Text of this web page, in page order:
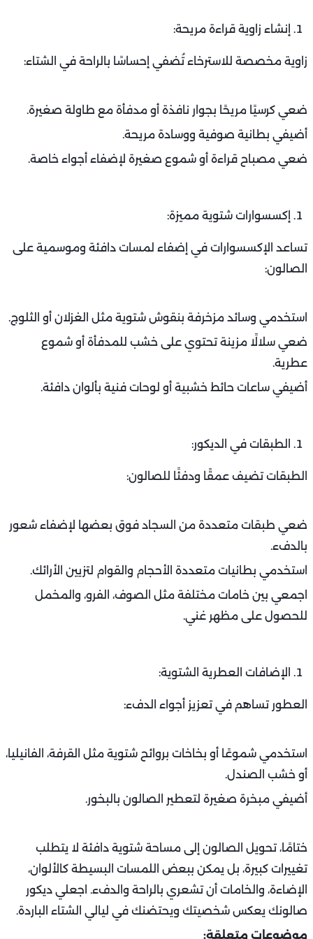
إنشاء زاوية قراءة مريحة:
زاوية مخصصة للاسترخاء تُضفي إحساسًا بالراحة في الشتاء:
ضعي كرسيًا مريحًا بجوار نافذة أو مدفأة مع طاولة صغيرة.
أضيفي بطانية صوفية ووسادة مريحة.
ضعي مصباح قراءة أو شموع صغيرة لإضفاء أجواء خاصة.
إكسسوارات شتوية مميزة:
تساعد الإكسسوارات في إضفاء لمسات دافئة وموسمية على
الصالون:
استخدمي وسائد مزخرفة بنقوش شتوية مثل الغزلان أو الثلوج.
ضعي سلالًا مزينة تحتوي على خشب للمدفأة أو شموع
عطرية.
أضيفي ساعات حائط خشبية أو لوحات فنية بألوان دافئة.
الطبقات في الديكور:
الطبقات تضيف عمقًا ودفئًا للصالون:
ضعي طبقات متعددة من السجاد فوق بعضها لإضفاء شعور
بالدفء.
استخدمي بطانيات متعددة الأحجام والقوام لتزيين الأرائك.
اجمعي بين خامات مختلفة مثل الصوف، الفرو، والمخمل
للحصول على مظهر غني.
الإضافات العطرية الشتوية:
العطور تساهم في تعزيز أجواء الدفء:
استخدمي شموعًا أو بخاخات بروائح شتوية مثل القرفة، الفانيليا،
أو خشب الصندل.
أضيفي مبخرة صغيرة لتعطير الصالون بالبخور.
ختامًا، تحويل الصالون إلى مساحة شتوية دافئة لا يتطلب
تغييرات كبيرة، بل يمكن ببعض اللمسات البسيطة كالألوان،
الإضاءة، والخامات أن تشعري بالراحة والدفء. اجعلي ديكور
صالونك يعكس شخصيتك ويحتضنك في ليالي الشتاء الباردة.
موضوعات متعلقة: